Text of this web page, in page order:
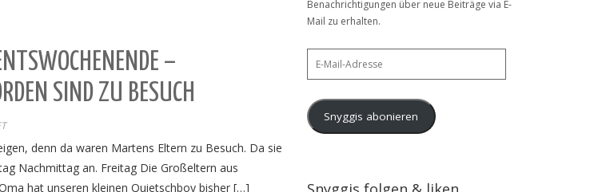
–
SIND ZU BESUCH
denn da waren Martens Eltern zu Besuch. Da sie
Nachmittag an. Freitag Die Großeltern aus
hat unseren kleinen Quietschboy bisher […]
Benachrichtigungen über neue Beiträge via E-
Mail zu erhalten.
Snyggis abonieren